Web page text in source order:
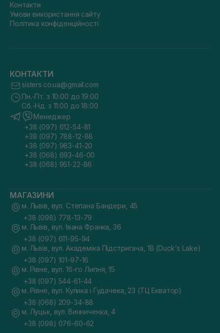
Контакти
Умови використання сайту
Політика конфіденційності
КОНТАКТИ
sisters.co.ua@gmail.com
Пн.-Пт. з 10:00 до 19:00
Сб.-Нд. з 11:00 до 18:00
Менеджер
+38 (097) 612-54-81
+38 (097) 788-12-88
+38 (097) 983-41-20
+38 (068) 693-46-00
+38 (068) 951-22-86
МАГАЗИНИ
м. Львів, вул. Степана Бандери, 45
+38 (098) 778-13-79
м. Львів, вул. Івана Франка, 36
+38 (097) 611-95-94
м. Львів, вул. Академіка Підстригача, 1В (Duck's Lake)
+38 (097) 101-97-16
м. Рівне, вул. 16-го Липня, 15
+38 (097) 544-61-44
м. Рівне, вул. Кулика і Гудачека, 23 (ТЦ Екватор)
+38 (068) 209-34-88
м. Луцьк, вул. Винниченка, 4
+38 (098) 076-60-62